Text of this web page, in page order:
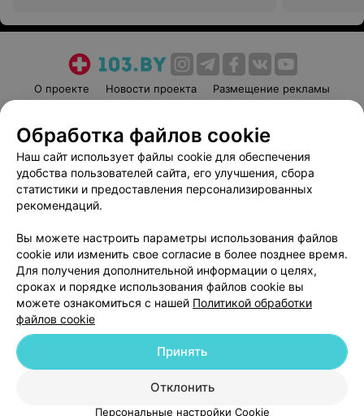
О проекте Новости проекта
Размещение рекламы
Пользовательское соглашение
Способы оплаты
Вакансии
Партнеры
Написать руководителю 103.by
Обработка персональных данных
© 2026 ООО «Артокс Лаб», УНП 191700409
| 220012, Республика Беларусь,
Служба поддержки +375 291212755
Обработка файлов cookie
Наш сайт использует файлы cookie для обеспечения
удобства пользователей сайта, его улучшения, сбора
статистики и предоставления персонализированных
рекомендаций.
Вы можете настроить параметры использования файлов
cookie или изменить свое согласие в более позднее время.
Для получения дополнительной информации о целях,
сроках и порядке использования файлов cookie вы
можете ознакомиться с нашей Политикой обработки
файлов cookie
Отклонить
Принять
Персональные настройки Cookie